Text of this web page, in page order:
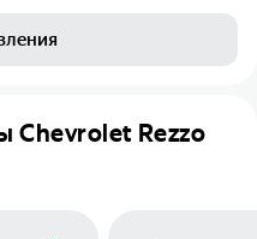
Chevrolet Rezzo